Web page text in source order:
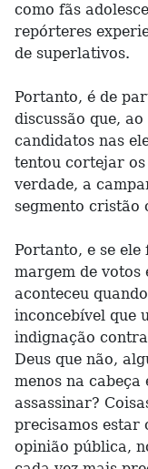
como fãs
repórteres
de superlativos.
Portanto, é de
discussão que,
candidatos nas
tentou cortejar
verdade, a
segmento cristão
Portanto, e se
margem de votos
aconteceu
inconcebível que
indignação
Deus que não,
menos na
assassinar?
precisamos estar
opinião pública,